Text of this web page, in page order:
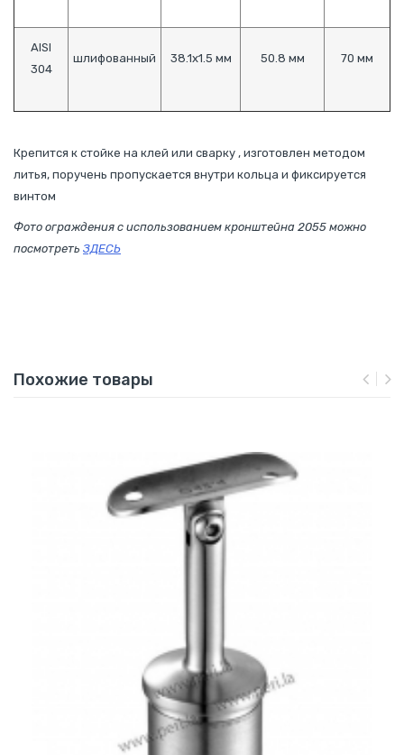
AISI
304
шлифованный 38.1х1.5 мм 50.8 мм 70 мм
Крепится к стойке на клей или сварку , изготовлен методом
литья, поручень пропускается внутри кольца и фиксируется
винтом
Фото ограждения с использованием кронштейна 2055 можно
посмотреть ЗДЕСЬ
Похожие товары